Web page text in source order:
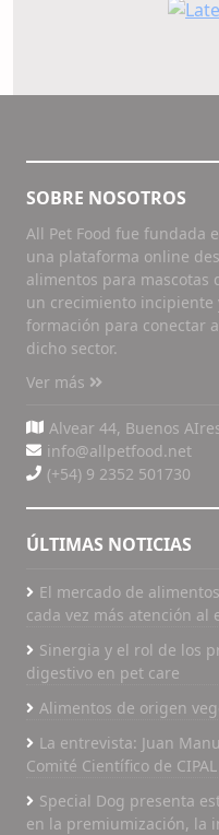
SOBRE NOSOTROS
All Pet Food fue fundada
una plataforma online
alimentos para mascotas
un crecimiento
formación para conectar
dicho sector.
Ver más
Alvear 44, Buenos
info@allpetfood.net
(+54) 9 2352 501730
ÚLTIMAS NOTICIAS
El mercado de
cada vez más atención al
Sinergia y el rol de los
digestivo en pet care
Alimentos de origen
La entrevista: Juan
Comité Científico de CIPAL
Special Dog presenta
en la premiumización, la